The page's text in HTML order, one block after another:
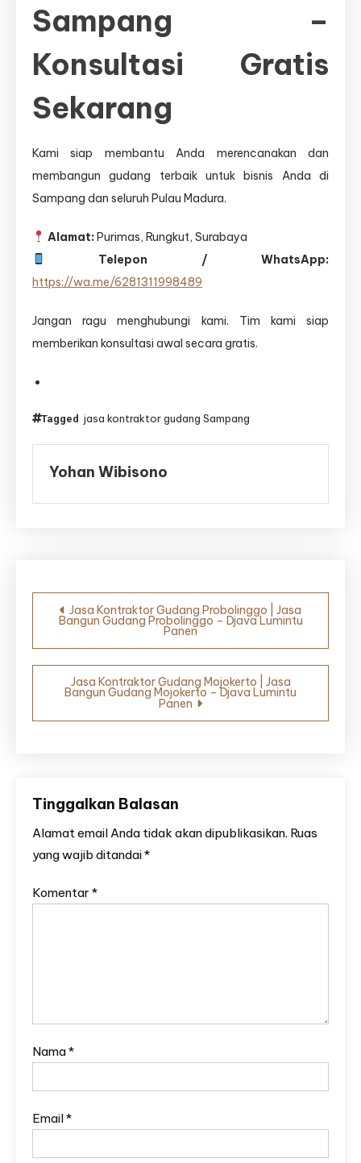
Sampang –
Konsultasi Gratis
Sekarang
Kami siap membantu Anda merencanakan dan
membangun gudang terbaik untuk bisnis Anda di
Sampang dan seluruh Pulau Madura.
Alamat: Purimas, Rungkut, Surabaya
Telepon / WhatsApp:
https://wa.me/6281311998489
Jangan ragu menghubungi kami. Tim kami siap
memberikan konsultasi awal secara gratis.
Tagged jasa kontraktor gudang Sampang
Yohan Wibisono
Navigasi
pos
Jasa Kontraktor Gudang Probolinggo | Jasa
Bangun Gudang Probolinggo – Djava Lumintu
Panen
Jasa Kontraktor Gudang Mojokerto | Jasa
Bangun Gudang Mojokerto – Djava Lumintu
Panen
Tinggalkan Balasan
Alamat email Anda tidak akan dipublikasikan. Ruas
yang wajib ditandai*
Komentar *
Nama*
Email*